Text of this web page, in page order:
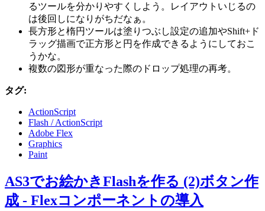
るツールを分かりやすくしよう。レイアウトいじるの
は後回しになりがちだなぁ。
長方形と楕円ツールは塗りつぶし設定の追加やShift+ド
ラッグ描画で正方形と円を作成できるようにしておこ
うかな。
複数の図形が重なった際のドロップ処理の再考。
タグ:
ActionScript
Flash / ActionScript
Adobe Flex
Graphics
Paint
AS3でお絵かきFlashを作る (2)ボタン作
成 - Flexコンポーネントの導入